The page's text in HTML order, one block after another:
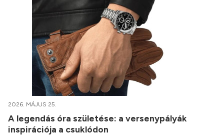
2026. MÁJUS 25.
A legendás óra születése: a versenypályák
inspirációja a csuklódon